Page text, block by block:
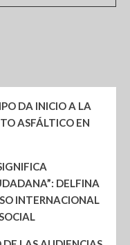
DA INICIO A LA
ASFÁLTICO EN
DELFINA
INTERNACIONAL